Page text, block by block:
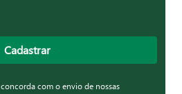
Cadastrar
com o envio de nossas